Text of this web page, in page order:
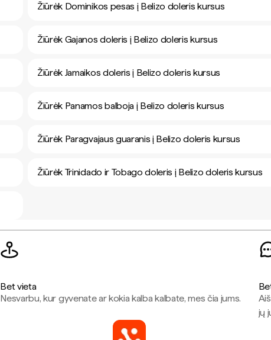
Žiūrėk Dominikos pesas į Belizo doleris kursus
Žiūrėk Gajanos doleris į Belizo doleris kursus
Žiūrėk Jamaikos doleris į Belizo doleris kursus
Žiūrėk Panamos balboja į Belizo doleris kursus
Žiūrėk Paragvajaus guaranis į Belizo doleris kursus
Žiūrėk Trinidado ir Tobago doleris į Belizo doleris kursus
Bet vieta
Nesvarbu, kur gyvenate ar kokia kalba kalbate, mes čia jums.
jų